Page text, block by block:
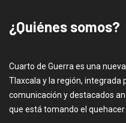
¿Quiénes somos?
Cuarto de Guerra es una
Tlaxcala y la región, integrada
comunicación y destacados
que está tomando el